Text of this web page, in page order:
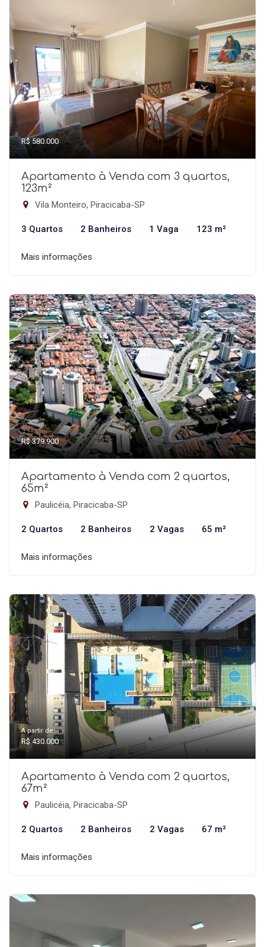
R$ 580.000
Apartamento à Venda com 3 quartos,
123m²
Vila Monteiro, Piracicaba-SP
3 Quartos 2 Banheiros 1 Vaga 123 m²
Mais informações
R$ 379.900
Apartamento à Venda com 2 quartos,
65m²
Paulicéia, Piracicaba-SP
2 Quartos 2 Banheiros 2 Vagas 65 m²
Mais informações
A partir de:
R$ 430.000
Apartamento à Venda com 2 quartos,
67m²
Paulicéia, Piracicaba-SP
2 Quartos 2 Banheiros 2 Vagas 67 m²
Mais informações